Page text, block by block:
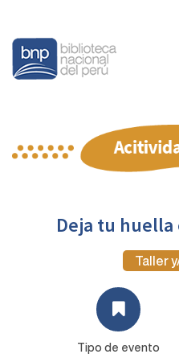
Deja tu
Taller
Tipo de evento